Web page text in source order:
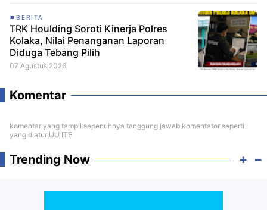
BERITA
TRK Houlding Soroti Kinerja Polres
Kolaka, Nilai Penanganan Laporan
Diduga Tebang Pilih
07 Agustus 2026
Komentar
komentar yang tampil sepenuhnya tanggung jawab komentator seperti
yang diatur UU ITE
Trending Now